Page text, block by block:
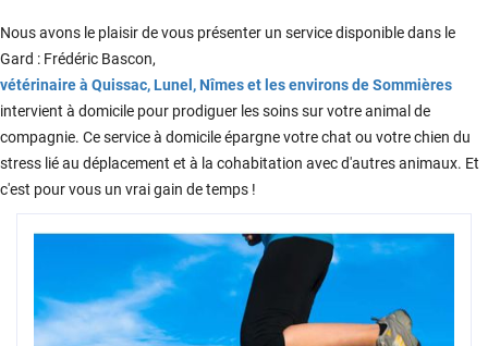
Nous avons le plaisir de vous présenter un service disponible dans le
Gard : Frédéric Bascon,
vétérinaire à Quissac, Lunel, Nîmes et les environs de Sommières
intervient à domicile pour prodiguer les soins sur votre animal de
compagnie. Ce service à domicile épargne votre chat ou votre chien du
stress lié au déplacement et à la cohabitation avec d'autres animaux. Et
c'est pour vous un vrai gain de temps !